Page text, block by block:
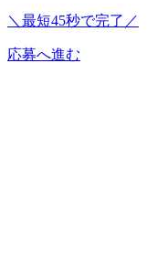
＼最短45秒で完了／
応募へ進む